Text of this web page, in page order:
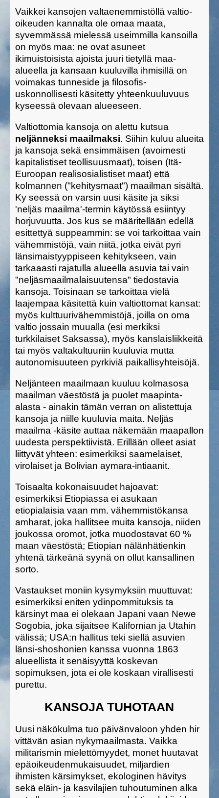
Vaikkei kansojen valtaenemmistöllä valtio-
oikeuden kannalta ole omaa maata,
syvemmässä mielessä useimmilla kansoilla
on myös maa: ne ovat asuneet
ikimuistoisista ajoista juuri tietyllä maa-
alueella ja kansaan kuuluvilla ihmisillä on
voimakas tunneside ja filosofis-
uskonnollisesti käsitetty yhteenkuuluvuus
kyseessä olevaan alueeseen.
Valtiottomia kansoja on alettu kutsua
neljänneksi maailmaksi. Siihin kuluu alueita
ja kansoja sekä ensimmäisen (avoimesti
kapitalistiset teollisuusmaat), toisen (Itä-
Euroopan realisosialistiset maat) että
kolmannen ("kehitysmaat") maailman sisältä.
Ky seessä on varsin uusi käsite ja siksi
'neljäs maailma'-termin käytössä esiintyy
horjuvuutta. Jos kus se määritellään edellä
esittettyä suppeammin: se voi tarkoittaa vain
vähemmistöjä, vain niitä, jotka eivät pyri
länsimaistyyppiseen kehitykseen, vain
tarkaaasti rajatulla alueella asuvia tai vain
"neljäsmaailmalaisuutensa" tiedostavia
kansoja. Toisinaan se tarkoittaa vielä
laajempaa käsitettä kuin valtiottomat kansat:
myös kulttuurivähemmistöjä, joilla on oma
valtio jossain muualla (esi merkiksi
turkkilaiset Saksassa), myös kanslaisliikkeitä
tai myös valtakultuuriin kuuluvia mutta
autonomisuuteen pyrkiviä paikallisyhteisöjä.
Neljänteen maailmaan kuuluu kolmasosa
maailman väestöstä ja puolet maapinta-
alasta - ainakin tämän verran on alistettuja
kansoja ja niille kuuluvia maita. Neljäs
maailma -käsite auttaa näkemään maapallon
uudesta perspektiivistä. Erillään olleet asiat
liittyvät yhteen: esimerkiksi saamelaiset,
virolaiset ja Bolivian aymara-intiaanit.
Toisaalta kokonaisuudet hajoavat:
esimerkiksi Etiopiassa ei asukaan
etiopialaisia vaan mm. vähemmistökansa
amharat, joka hallitsee muita kansoja, niiden
joukossa oromot, jotka muodostavat 60 %
maan väestöstä; Etiopian nälänhätienkin
yhtenä tärkeänä syynä on ollut kansallinen
sorto.
Vastaukset moniin kysymyksiin muuttuvat:
esimerkiksi eniten ydinpommituksis ta
kärsinyt maa ei olekaan Japani vaan Newe
Sogobia, joka sijaitsee Kalifornian ja Utahin
välissä; USA:n hallitus teki siellä asuvien
länsi-shoshonien kanssa vuonna 1863
alueellista it senäisyyttä koskevan
sopimuksen, jota ei ole koskaan virallisesti
purettu.
KANSOJA TUHOTAAN
Uusi näkökulma tuo päivänvaloon yhden hir
vittävän asian nykymaailmasta. Vaikka
militarismin mielettömyydet, monet huutavat
epäoikeudenmukaisuudet, miljardien
ihmisten kärsimykset, ekologinen hävitys
sekä eläin- ja kasvilajien tuhoutuminen alka